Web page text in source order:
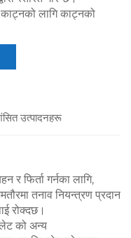
लागि काट्नको
उत्पादनहरू
र फिर्ता गर्नका लागि,
तनाव नियन्त्रण प्रदान
रोक्दछ।
को अन्य